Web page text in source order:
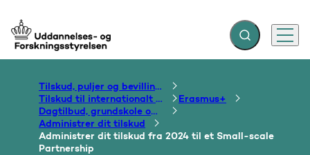
Gå til forsiden Fold søgefelt ud
Menu
Tilskud, puljer og bevillinger
Tilskud til internationalt samarbejde om uddannelse
Erasmus+
Dagtilbud, grundskole og ungdomsuddannelse
Administrer dit tilskud
Administrer dit tilskud fra 2024 til et Small-scale
Partnership